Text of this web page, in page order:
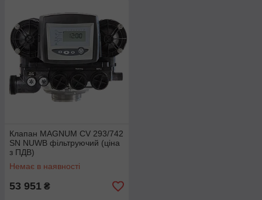
Клапан MAGNUM СV 293/742
SN NUWB фільтруючий (ціна
з ПДВ)
Немає в наявності
53 951 ₴